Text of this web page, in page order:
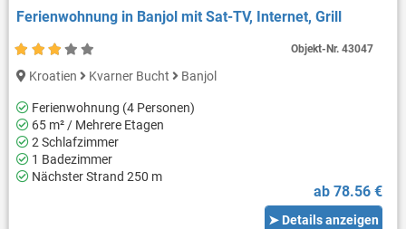
Ferienwohnung in Banjol mit Sat-TV, Internet, Grill
Kroatien Kvarner Bucht Banjol
Ferienwohnung (4 Personen)
65 m² / Mehrere Etagen
2 Schlafzimmer
1 Badezimmer
Nächster Strand 250 m
ab 78.56 €
➤ Details anzeigen
Objekt-Nr.43047